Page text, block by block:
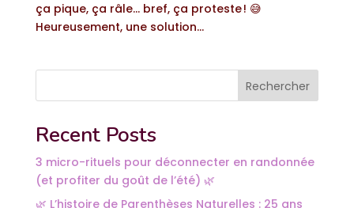
ça pique, ça râle… bref, ça proteste ! 😅
Heureusement, une solution...
Rechercher
Recent Posts
3 micro-rituels pour déconnecter en randonnée
(et profiter du goût de l’été) 🌿
🌿 L’histoire de Parenthèses Naturelles : 25 ans